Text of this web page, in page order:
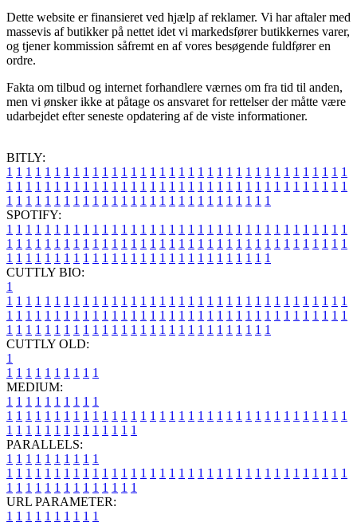
Dette website er finansieret ved hjælp af reklamer. Vi har aftaler med
massevis af butikker på nettet idet vi markedsfører butikkernes varer,
og tjener kommission såfremt en af vores besøgende fuldfører en
ordre.
Fakta om tilbud og internet forhandlere værnes om fra tid til anden,
men vi ønsker ikke at påtage os ansvaret for rettelser der måtte være
udarbejdet efter seneste opdatering af de viste informationer.
BITLY:
1 1 1 1 1 1 1 1 1 1 1 1 1 1 1 1 1 1 1 1 1 1 1 1 1 1 1 1 1 1 1 1 1 1 1 1
1 1 1 1 1 1 1 1 1 1 1 1 1 1 1 1 1 1 1 1 1 1 1 1 1 1 1 1 1 1 1 1 1 1 1 1
1 1 1 1 1 1 1 1 1 1 1 1 1 1 1 1 1 1 1 1 1 1 1 1 1 1 1 1
SPOTIFY:
1 1 1 1 1 1 1 1 1 1 1 1 1 1 1 1 1 1 1 1 1 1 1 1 1 1 1 1 1 1 1 1 1 1 1 1
1 1 1 1 1 1 1 1 1 1 1 1 1 1 1 1 1 1 1 1 1 1 1 1 1 1 1 1 1 1 1 1 1 1 1 1
1 1 1 1 1 1 1 1 1 1 1 1 1 1 1 1 1 1 1 1 1 1 1 1 1 1 1 1
CUTTLY BIO:
1
1 1 1 1 1 1 1 1 1 1 1 1 1 1 1 1 1 1 1 1 1 1 1 1 1 1 1 1 1 1 1 1 1 1 1 1
1 1 1 1 1 1 1 1 1 1 1 1 1 1 1 1 1 1 1 1 1 1 1 1 1 1 1 1 1 1 1 1 1 1 1 1
1 1 1 1 1 1 1 1 1 1 1 1 1 1 1 1 1 1 1 1 1 1 1 1 1 1 1 1
CUTTLY OLD:
1
1 1 1 1 1 1 1 1 1 1
MEDIUM:
1 1 1 1 1 1 1 1 1 1
1 1 1 1 1 1 1 1 1 1 1 1 1 1 1 1 1 1 1 1 1 1 1 1 1 1 1 1 1 1 1 1 1 1 1 1
1 1 1 1 1 1 1 1 1 1 1 1 1 1
PARALLELS:
1 1 1 1 1 1 1 1 1 1
1 1 1 1 1 1 1 1 1 1 1 1 1 1 1 1 1 1 1 1 1 1 1 1 1 1 1 1 1 1 1 1 1 1 1 1
1 1 1 1 1 1 1 1 1 1 1 1 1 1
URL PARAMETER:
1 1 1 1 1 1 1 1 1 1